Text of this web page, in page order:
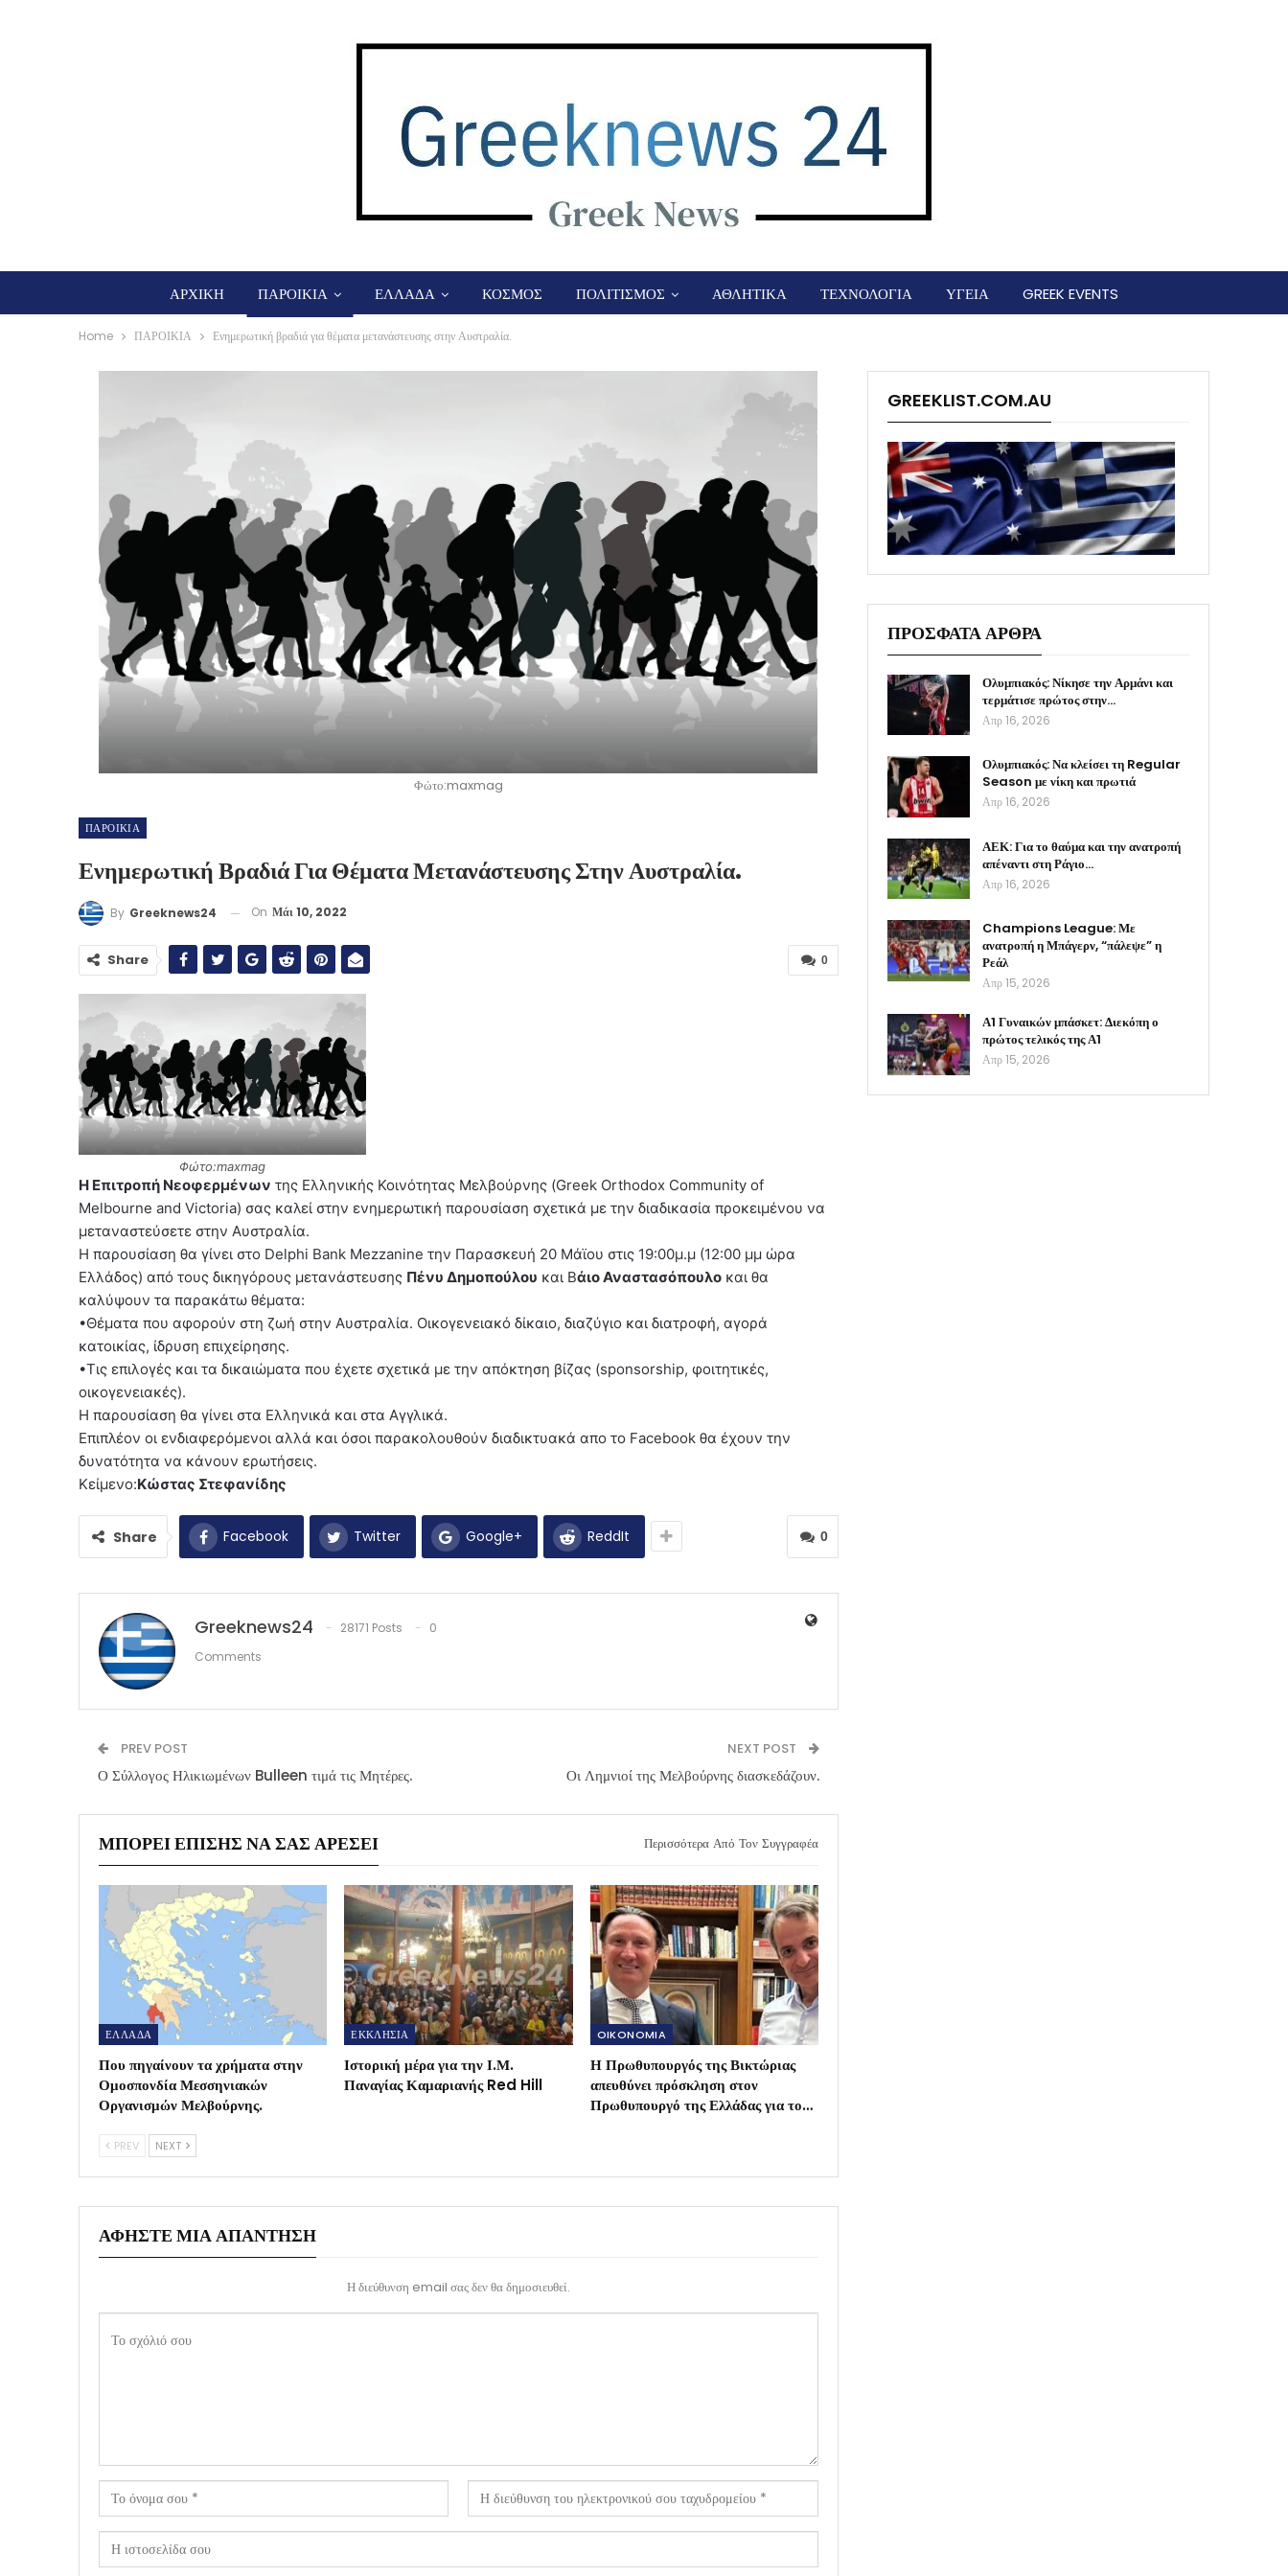
ΑΡΧΙΚΗ ΠΑΡΟΙΚΙΑ ΕΛΛΑΔΑ ΚΟΣΜΟΣ ΠΟΛΙΤΙΣΜΟΣ ΑΘΛΗΤΙΚΑ ΤΕΧΝΟΛΟΓΙΑ ΥΓΕΙΑ GREEK EVENTS
Home ΠΑΡΟΙΚΙΑ Ενημερωτική βραδιά για θέματα μετανάστευσης στην Αυστραλία.
Φώτο:maxmag
ΠΑΡΟΙΚΙΑ
Ενημερωτική Βραδιά Για Θέματα Μετανάστευσης Στην Αυστραλία.
By Greeknews24 On Μάι 10, 2022
0
Share
Φώτο:maxmag
Η Επιτροπή Νεοφερμένων της Ελληνικής Κοινότητας Μελβούρνης (Greek Orthodox Community of
Melbourne and Victoria) σας καλεί στην ενημερωτική παρουσίαση σχετικά με την διαδικασία προκειμένου να
μεταναστεύσετε στην Αυστραλία.
Η παρουσίαση θα γίνει στο Delphi Bank Mezzanine την Παρασκευή 20 Μάϊου στις 19:00μ.μ (12:00 μμ ώρα
Ελλάδος) από τους δικηγόρους μετανάστευσης Πένυ Δημοπούλου και Βάιο Αναστασόπουλο και θα
καλύψουν τα παρακάτω θέματα:
•Θέματα που αφορούν στη ζωή στην Αυστραλία. Οικογενειακό δίκαιο, διαζύγιο και διατροφή, αγορά
κατοικίας, ίδρυση επιχείρησης.
•Τις επιλογές και τα δικαιώματα που έχετε σχετικά με την απόκτηση βίζας (sponsorship, φοιτητικές,
οικογενειακές).
Η παρουσίαση θα γίνει στα Ελληνικά και στα Αγγλικά.
Επιπλέον οι ενδιαφερόμενοι αλλά και όσοι παρακολουθούν διαδικτυακά απο το Facebook θα έχουν την
δυνατότητα να κάνουν ερωτήσεις.
Κείμενο:Κώστας Στεφανίδης
0
Share Facebook Twitter Google+ ReddIt
Greeknews24 28171 Posts
0
Comments
PREV POST
Ο Σύλλογος Ηλικιωμένων Bulleen τιμά τις Μητέρες.
NEXT POST
Οι Λημνιοί της Μελβούρνης διασκεδάζουν.
ΜΠΟΡΕΊ ΕΠΊΣΗΣ ΝΑ ΣΑΣ ΑΡΈΣΕΙ Περισσότερα Από Τον Συγγραφέα
ΕΛΛΑΔΑ
Που πηγαίνουν τα χρήματα στην
Ομοσπονδία Μεσσηνιακών
Οργανισμών Μελβούρνης.
ΕΚΚΛΗΣΙΑ
Ιστορική μέρα για την Ι.Μ.
Παναγίας Καμαριανής Red Hill
OIKONOMIA
Η Πρωθυπουργός της Βικτώριας
απευθύνει πρόσκληση στον
Πρωθυπουργό της Ελλάδας για το…
PREV NEXT
ΑΦΉΣΤΕ ΜΙΑ ΑΠΆΝΤΗΣΗ
Η διεύθυνση email σας δεν θα δημοσιευθεί.
GREEKLIST.COM.AU
ΠΡΟΣΦΑΤΑ ΑΡΘΡΑ
Ολυμπιακός: Νίκησε την Αρμάνι και
τερμάτισε πρώτος στην…
Απρ 16, 2026
Ολυμπιακός: Να κλείσει τη Regular
Season με νίκη και πρωτιά
Απρ 16, 2026
ΑΕΚ: Για το θαύμα και την ανατροπή
απέναντι στη Ράγιο…
Απρ 16, 2026
Champions League: Με
ανατροπή η Μπάγερν, “πάλεψε” η
Ρεάλ
Απρ 15, 2026
Α1 Γυναικών μπάσκετ: Διεκόπη ο
πρώτος τελικός της Α1
Απρ 15, 2026